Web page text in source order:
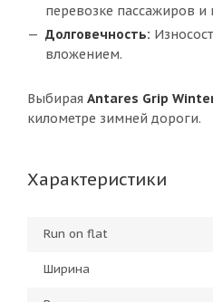
перевозке пассажиров и
Долговечность:
вложением.
Выбирая Antares Grip
километре зимней дороги.
Характеристики
Run on flat
Ширина